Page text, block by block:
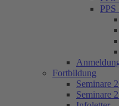
PPS
Fortbildung
Seminare
Seminare